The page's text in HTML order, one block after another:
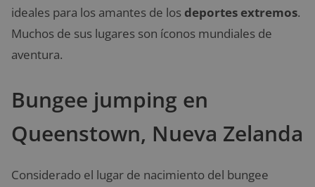
ideales para los amantes de los deportes extremos.
Muchos de sus lugares son íconos mundiales de
aventura.
Bungee jumping en
Queenstown, Nueva Zelanda
Considerado el lugar de nacimiento del bungee